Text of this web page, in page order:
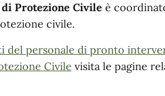
Protezione Civile è
civile.
del personale di pronto
Civile visita le pagine